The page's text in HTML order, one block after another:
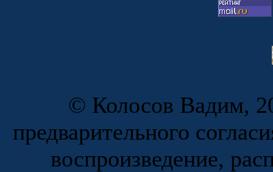
© Колосов Вадим,
предварительного
воспроизведение,